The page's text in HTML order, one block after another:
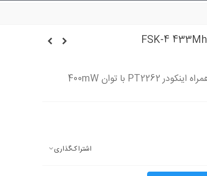
اشتراک‌گذاری